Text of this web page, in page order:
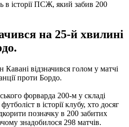
на 25-й хвилині
відзначився голом у матчі
проти Бордо.
форварда 200-м у складі
в історії клубу, хто досяг
позначку в 200 забитих
знадобилося 298 матчів.